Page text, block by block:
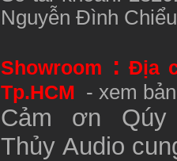
Nguyễn Đình
Showroom : Địa
Tp.HCM - xem
Cảm ơn
Thủy Audio